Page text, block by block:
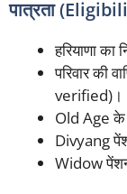
पात्रता
हरियाणा का
परिवार की
verified)।
Old Age
Divyang
Widow पेंशन